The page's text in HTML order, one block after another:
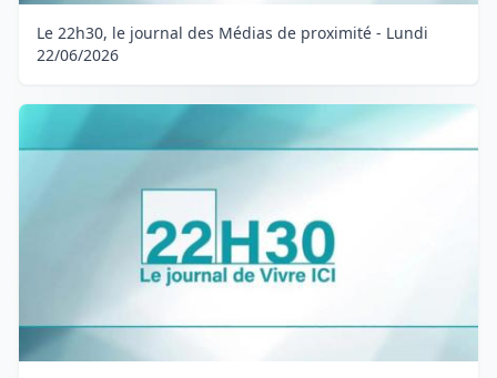
Le 22h30, le journal des Médias de proximité - Lundi
22/06/2026